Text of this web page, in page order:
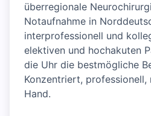
überregionale
Notaufnahme in
interprofessionell und
elektiven und hochakuten
die Uhr die bestmögliche
Konzentriert, professionell,
Hand.